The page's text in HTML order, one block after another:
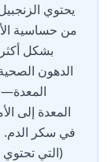
يحتوي
من حساسية
بشكل أكثر
الدهون
المعدة إلى
في سكر الدم.
(التي تحتوي